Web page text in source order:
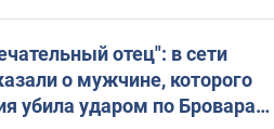
отец": в сети
о мужчине, которого
убила ударом по Броварам.